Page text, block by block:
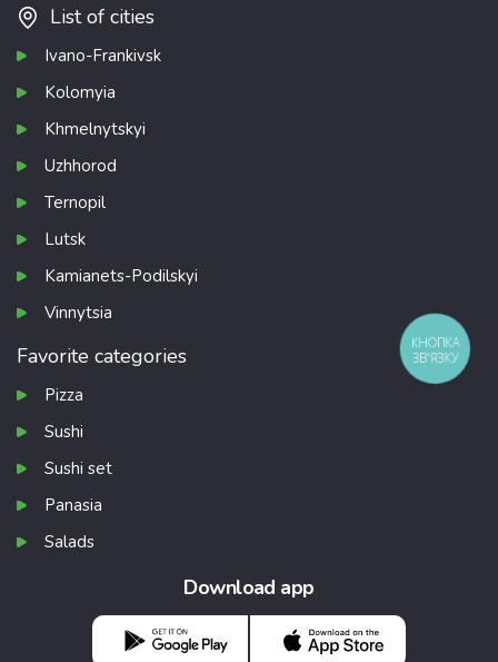
List of cities
Ivano-Frankivsk
Kolomyia
Khmelnytskyi
Uzhhorod
Ternopil
Lutsk
Kamianets-Podilskyi
Vinnytsia
Favorite categories
Pizza
Sushi
Sushi set
Panasia
Salads
Download app
КНОПКА
ЗВ'ЯЗКУ